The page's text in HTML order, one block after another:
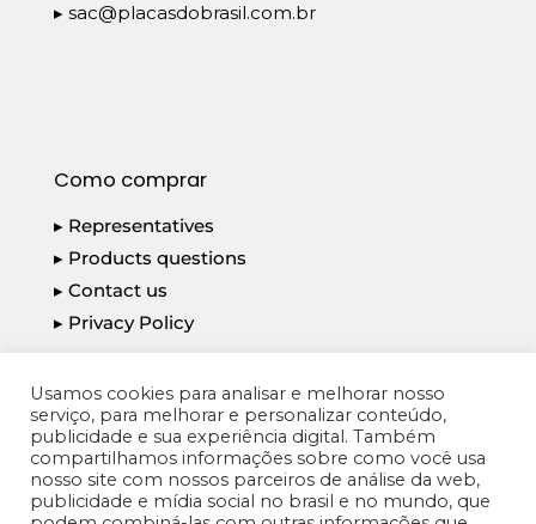
▸ sac@placasdobrasil.com.br
Como comprar
▸ Representatives
▸ Products questions
▸ Contact us
▸ Privacy Policy
PLACAS DO BRASIL S/A - CNPJ: 14.792.934/0001-
18
@2026 PLACAS DO BRASIL - Todos os direitos
Usamos cookies para analisar e melhorar nosso
serviço, para melhorar e personalizar conteúdo,
publicidade e sua experiência digital. Também
compartilhamos informações sobre como você usa
nosso site com nossos parceiros de análise da web,
publicidade e mídia social no brasil e no mundo, que